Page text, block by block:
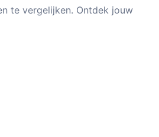
te vergelijken. Ontdek jouw